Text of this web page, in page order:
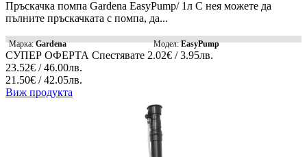
Пръскачка помпа Gardena EasyPump/ 1л С нея можете да
пълните пръскачката с помпа, да...
Марка:Gardena Модел:EasyPump
СУПЕР ОФЕРТА Спестявате 2.02€ / 3.95лв.
23.52€ / 46.00лв.
21.50€ / 42.05лв.
Виж продукта